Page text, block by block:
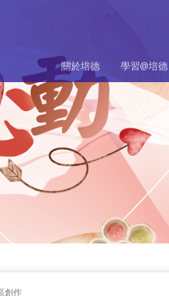
關於培德 學習@培德
創作